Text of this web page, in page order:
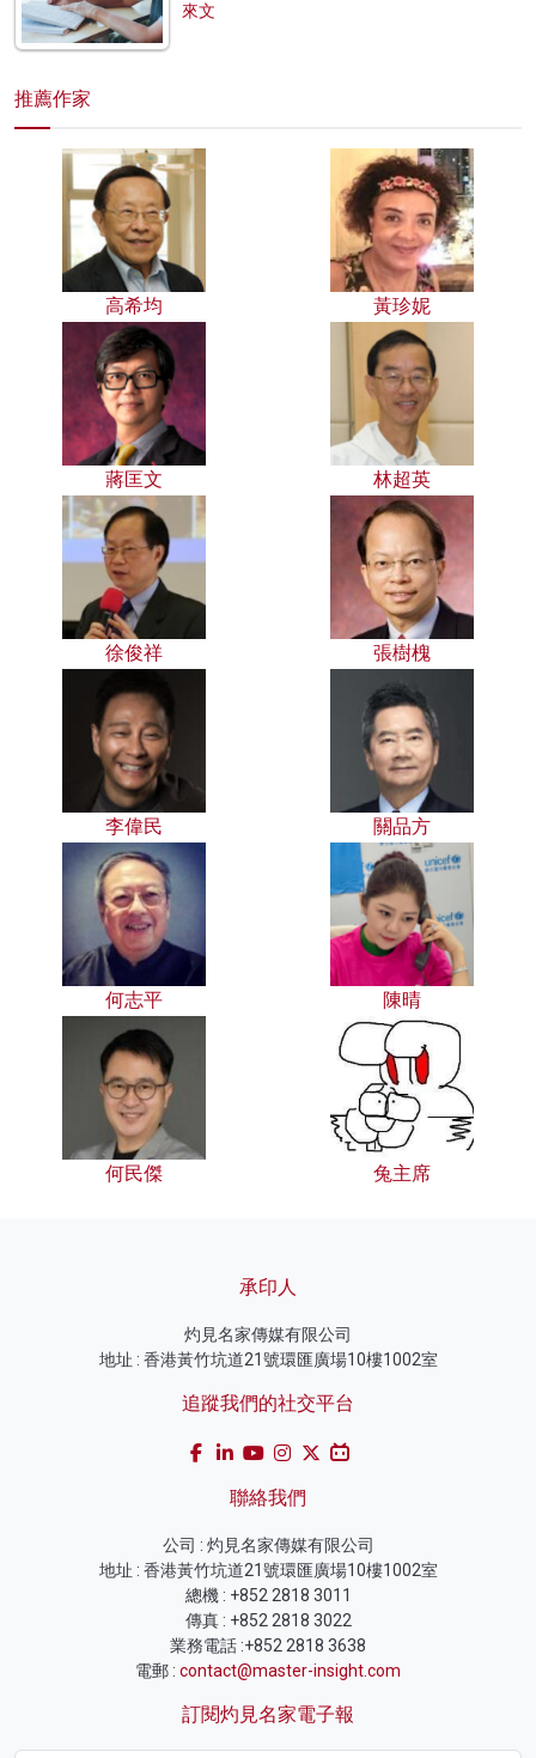
來文
推薦作家
高希均 黃珍妮
蔣匡文 林超英
徐俊祥 張樹槐
李偉民 關品方
何志平 陳晴
何民傑 兔主席
承印人
灼見名家傳媒有限公司
地址 : 香港黃竹坑道21號環匯廣場10樓1002室
追蹤我們的社交平台
聯絡我們
公司 : 灼見名家傳媒有限公司
地址 : 香港黃竹坑道21號環匯廣場10樓1002室
總機 : +852 2818 3011
傳真 : +852 2818 3022
業務電話 :+852 2818 3638
電郵 : contact@master-insight.com
訂閱灼見名家電子報